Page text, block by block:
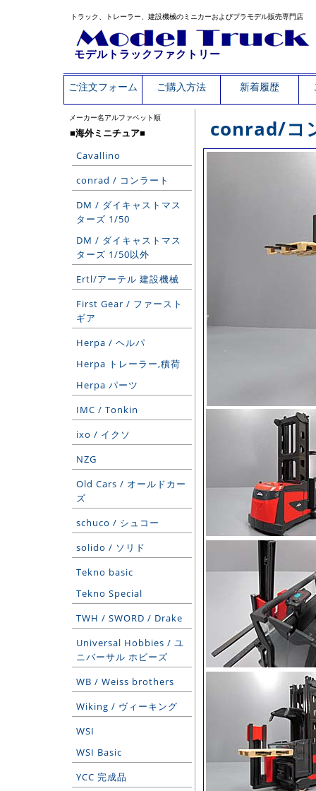
トラック、トレーラー、建設機械のミニカーおよびプラモデル販売専門店
モデルトラックファクトリー
ご注文フォーム ご購入方法 新着履歴
メーカー名アルファベット順
■海外ミニチュア■
Cavallino
conrad / コンラート
DM / ダイキャストマス
ターズ 1/50
DM / ダイキャストマス
ターズ 1/50以外
Ertl/アーテル 建設機械
First Gear / ファースト
ギア
Herpa / ヘルパ
Herpa トレーラー,積荷
Herpa パーツ
IMC / Tonkin
ixo / イクソ
NZG
Old Cars / オールドカー
ズ
schuco / シュコー
solido / ソリド
Tekno basic
Tekno Special
TWH / SWORD / Drake
Universal Hobbies / ユ
ニバーサル ホビーズ
WB / Weiss brothers
Wiking / ヴィーキング
WSI
WSI Basic
YCC 完成品
conrad/コ